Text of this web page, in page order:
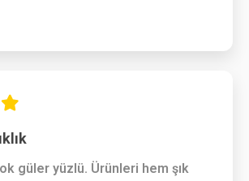
güler yüzlü. Ürünleri hem şık